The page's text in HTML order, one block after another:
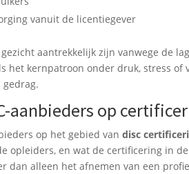
vanuit de licentiegever
aantrekkelijk zijn vanwege de
het kernpatroon onder druk, stress
aanbieders op
op het gebied vandisc
opleiders, en wat de certificering in
dan alleen het afnemen van een